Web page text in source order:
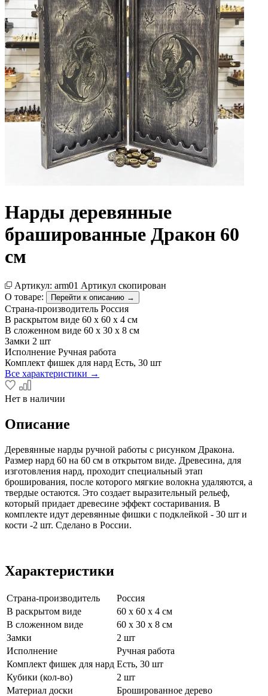
Нарды деревянные
брашированные Дракон 60
см
Артикул: arm01 Артикул скопирован
О товаре:
Перейти к описанию →
Страна-производитель Россия
В раскрытом виде 60 x 60 x 4 см
В сложенном виде 60 х 30 х 8 см
Замки 2 шт
Исполнение Ручная работа
Комплект фишек для нард Есть, 30 шт
Все характеристики →
Нет в наличии
Описание
Деревянные нарды ручной работы с рисунком Дракона.
Размер нард 60 на 60 см в открытом виде. Древесина, для
изготовления нард, проходит специальный этап
броширования, после которого мягкие волокна удаляются, а
твердые остаются. Это создает выразительный рельеф,
который придает древесине эффект состаривания. В
комплекте идут деревянные фишки с подклейкой - 30 шт и
кости -2 шт. Сделано в России.
Характеристики
Страна-производитель
Россия
В раскрытом виде
60 x 60 x 4 см
В сложенном виде
60 х 30 х 8 см
Замки
2 шт
Исполнение
Ручная работа
Комплект фишек для нард Есть, 30 шт
Кубики (кол-во)
2 шт
Материал доски
Брошированное дерево